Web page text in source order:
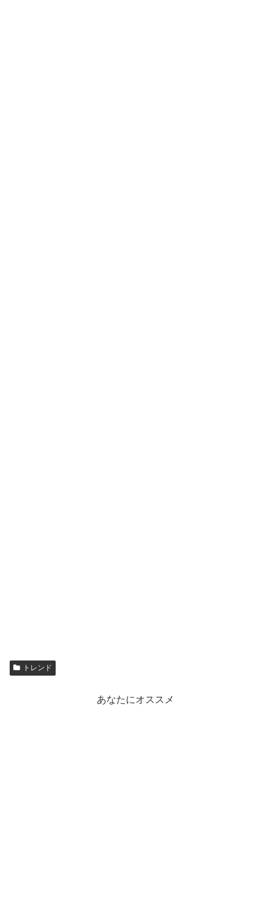
トレンド
あなたにオススメ